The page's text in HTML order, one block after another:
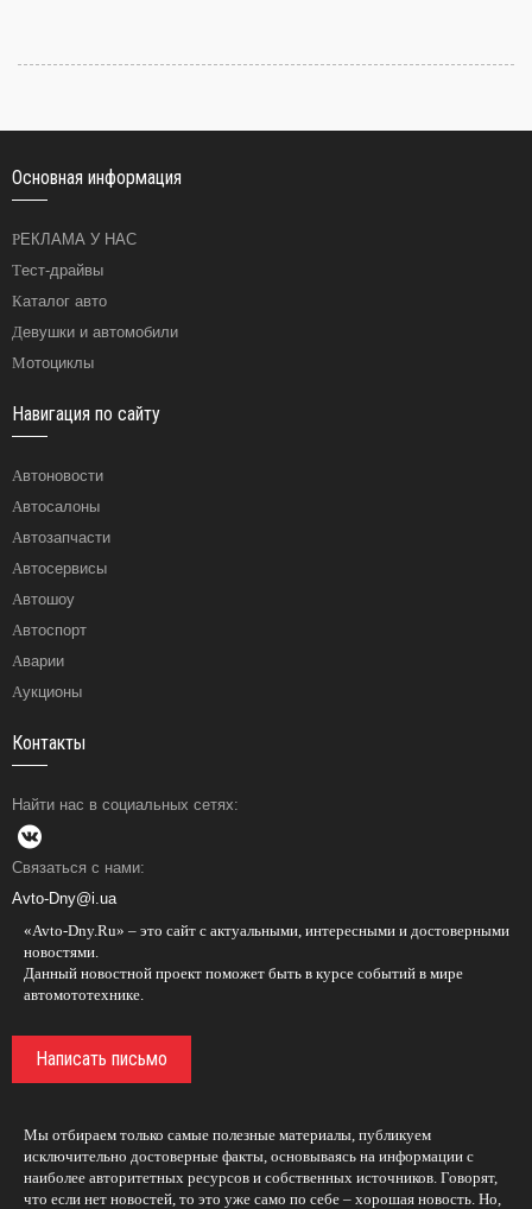
Основная информация
РЕКЛАМА У НАС
Тест-драйвы
Каталог авто
Девушки и автомобили
Мотоциклы
Навигация по сайту
Автоновости
Автосалоны
Автозапчасти
Автосервисы
Автошоу
Автоспорт
Аварии
Аукционы
Контакты
Найти нас в социальных сетях:
Связаться с нами:
Avto-Dny@i.ua
«Avto-Dny.Ru» – это сайт с актуальными, интересными и достоверными
новостями.
Данный новостной проект поможет быть в курсе событий в мире
автомототехнике.
Написать письмо
Мы отбираем только самые полезные материалы, публикуем
исключительно достоверные факты, основываясь на информации с
наиболее авторитетных ресурсов и собственных источников. Говорят,
что если нет новостей, то это уже само по себе – хорошая новость. Но,